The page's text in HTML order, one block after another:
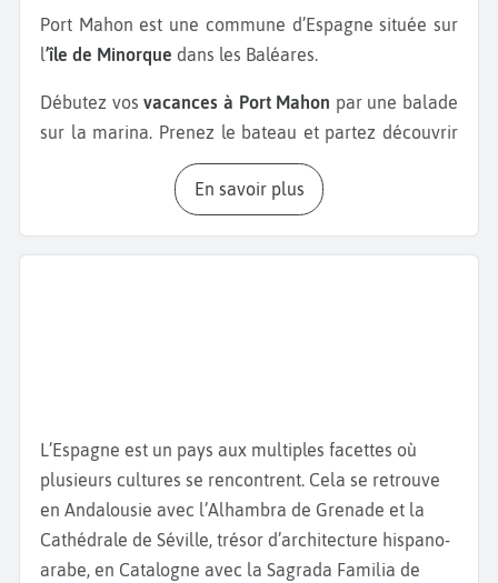
Port Mahon est une commune d’Espagne située sur
l’île de Minorque dans les Baléares.
Débutez vosvacances à Port Mahon par une balade
sur la marina. Prenez le bateau et partez découvrir
de magnifiques paysages et des monuments tels
l’Île du Lazaretoet la
. Une fois cette expérience terminée,
empruntez les escaliers «Ses Voltes» qui relient le
À quelques pas de ces rues, traversez laCalle ses
Morereset photographiez la statue de Mateu Orfila
un ancien médecin mondialement connu pour être
un pionnier de la toxicologie médico-légale. Visitez
En savoir plus
L’Espagne est un pays aux multiples facettes où
plusieurs cultures se rencontrent. Cela se retrouve
en Andalousie avec l’Alhambra de Grenade et la
Cathédrale de Séville, trésor d’architecture hispano-
arabe, en Catalogne avec la Sagrada Familia de